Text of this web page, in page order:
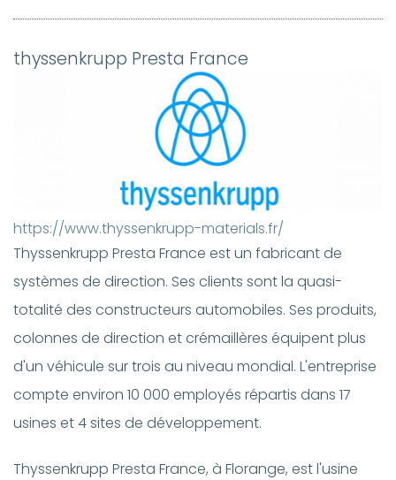
thyssenkrupp Presta France
https://www.thyssenkrupp-materials.fr/
Thyssenkrupp Presta France est un fabricant de
systèmes de direction. Ses clients sont la quasi-
totalité des constructeurs automobiles. Ses produits,
colonnes de direction et crémaillères équipent plus
d'un véhicule sur trois au niveau mondial. L'entreprise
compte environ 10 000 employés répartis dans 17
usines et 4 sites de développement.
Thyssenkrupp Presta France, à Florange, est l'usine